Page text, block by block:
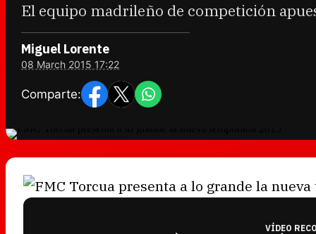
El equipo madrileño de competición
Miguel Lorente
08 March 2015 17:22
Comparte:
VÍDEO